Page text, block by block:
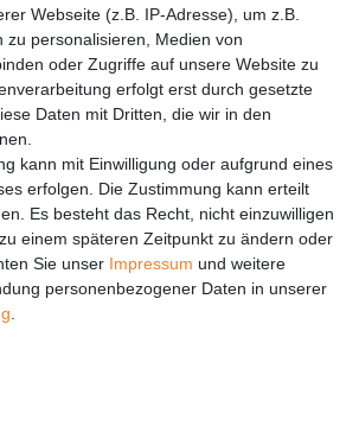
Webseite (z.B. IP-Adresse), um z.B.
zu personalisieren, Medien von
oder Zugriffe auf unsere Website zu
erfolgt erst durch gesetzte
Daten mit Dritten, die wir in den
kann mit Einwilligung oder aufgrund eines
erfolgen. Die Zustimmung kann erteilt
Es besteht das Recht, nicht einzuwilligen
einem späteren Zeitpunkt zu ändern oder
Sie unser Impressum und weitere
personenbezogener Daten in unserer